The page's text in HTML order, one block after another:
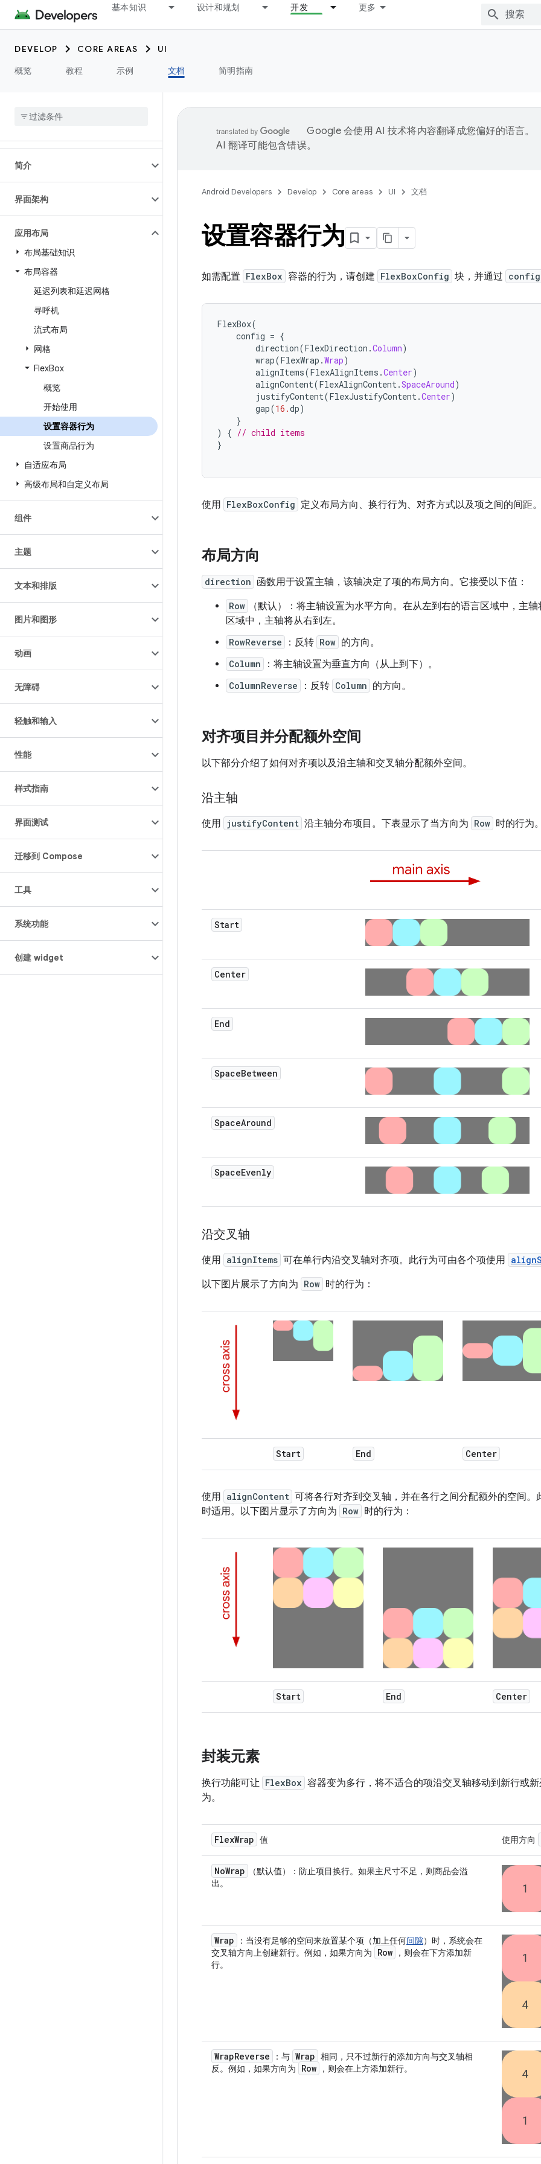
基本知识 设计和规划 开发 更多
DEVELOP CORE AREAS
UI
概览
教程 示例 文档 简明指南
简介
界面架构
应用布局
布局基础知识
布局容器
延迟列表和延迟网格
寻呼机
流式布局
网格
FlexBox
概览
开始使用
设置容器行为
设置商品行为
自适应布局
高级布局和自定义布局
组件
主题
文本和排版
图片和图形
动画
无障碍
轻触和输入
性能
样式指南
界面测试
迁移到 Compose
工具
系统功能
创建 widget
Google 会使用 AI 技术将内容翻译成您偏好的语言。
AI 翻译可能包含错误。
Android Developers Develop Core areas UI 文档
设置容器行为
如需配置 FlexBox 容器的行为，请创建 FlexBoxConfig 块，并通过 config
FlexBox(
config = {
direction(FlexDirection .Column)
wrap(FlexWrap .Wrap)
alignItems(FlexAlignItems .Center)
alignContent(FlexAlignContent.SpaceAround)
justifyContent(FlexJustifyContent.Center)
gap(16.dp)
}
)
{ // child items
}
使用 FlexBoxConfig 定义布局方向、换行行为、对齐方式以及项之间的间距
布局方向
direction 函数用于设置主轴，该轴决定了项的布局方向。它接受以下值：
Row
（默认）：将主轴设置为水平方向。在从左到右的语言区域中，主
区域中，主轴将从右到左。
RowReverse ：反转 Row 的方向。
Column ：将主轴设置为垂直方向（从上到下）。
ColumnReverse ：反转 Column 的方向。
对齐项目并分配额外空间
以下部分介绍了如何对齐项以及沿主轴和交叉轴分配额外空间。
沿主轴
使用 justifyContent 沿主轴分布项目。下表显示了当方向为 Row 时的行为
Start
Center
End
SpaceBetween
SpaceAround
SpaceEvenly
沿交叉轴
使用 alignItems 可在单行内沿交叉轴对齐项。此行为可由各个项使用
以下图片展示了方向为 Row 时的行为：
Start End Center
使用 alignContent 可将各行对齐到交叉轴，并在各行之间分配额外的空间
时适用。以下图片显示了方向为 Row 时的行为：
Start End Center
封装元素
换行功能可让 FlexBox 容器变为多行，将不适合的项沿交叉轴移动到新行或
为。
FlexWrap 值 使用方向
NoWrap
（默认值）：防止项目换行。如果主尺寸不足，则商品会溢
出。
Wrap ：当没有足够的空间来放置某个项（加上任何间隙）时，系统会在
交叉轴方向上创建新行。例如，如果方向为
Row ，则会在下方添加新
行。
WrapReverse ：与 Wrap 相同，只不过新行的添加方向与交叉轴相
反。例如，如果方向为
Row ，则会在上方添加新行。